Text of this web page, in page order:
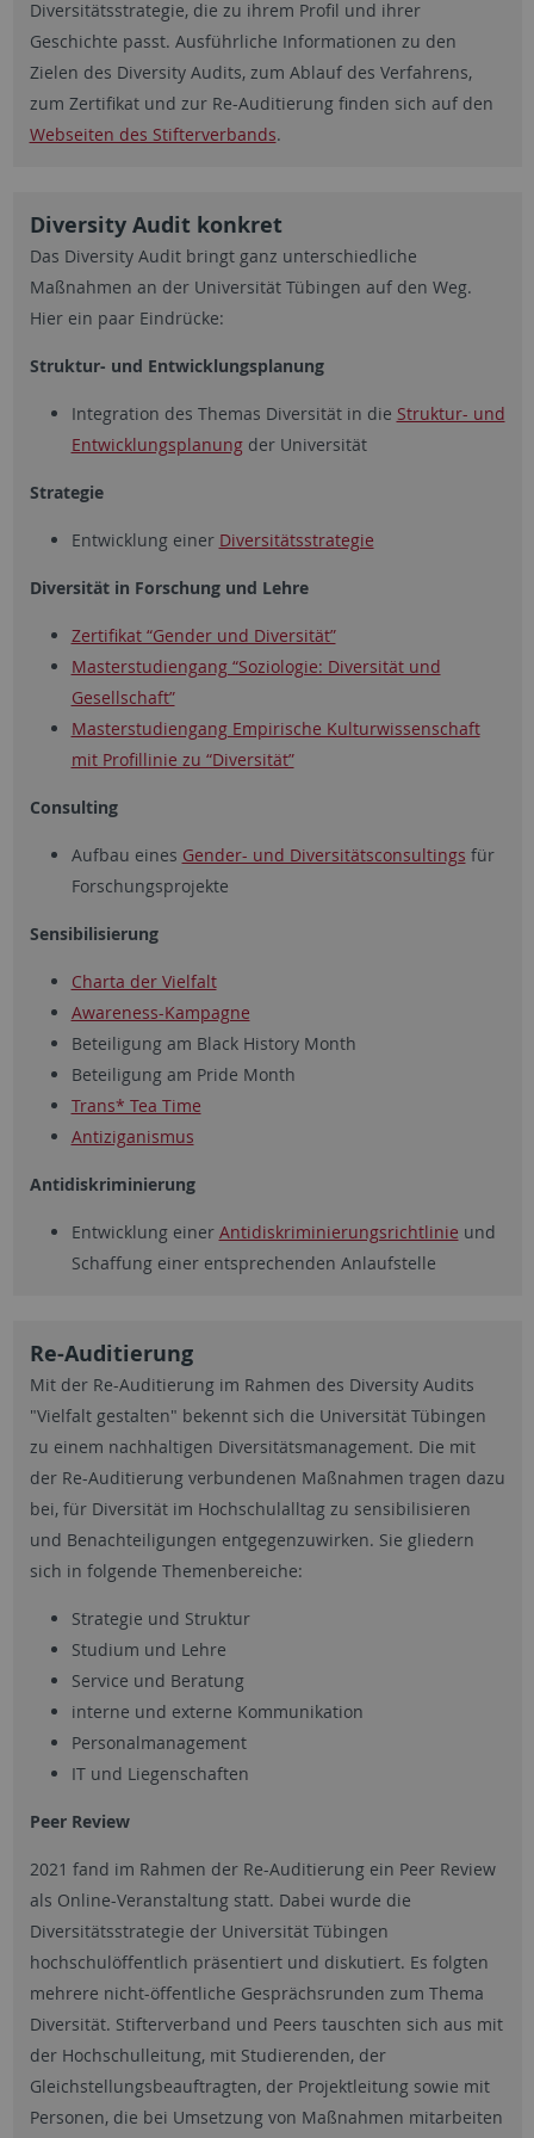
Diversitätsstrategie, die zu ihrem Profil und ihrer
Geschichte passt. Ausführliche Informationen zu den
Zielen des Diversity Audits, zum Ablauf des Verfahrens,
zum Zertifikat und zur Re-Auditierung finden sich auf den
Webseiten des Stifterverbands.
Diversity Audit konkret
Das Diversity Audit bringt ganz unterschiedliche
Maßnahmen an der Universität Tübingen auf den Weg.
Hier ein paar Eindrücke:
Struktur- und Entwicklungsplanung
Integration des Themas Diversität in die Struktur- und
Entwicklungsplanungder Universität
Strategie
Entwicklung einer Diversitätsstrategie
Diversität in Forschung und Lehre
Zertifikat “Gender und Diversität”
Masterstudiengang “Soziologie: Diversität und
Gesellschaft”
Masterstudiengang Empirische Kulturwissenschaft
mit Profillinie zu “Diversität”
Consulting
Aufbau eines Gender- und Diversitätsconsultings für
Forschungsprojekte
Sensibilisierung
Charta der Vielfalt
Awareness-Kampagne
Beteiligung am Black History Month
Beteiligung am Pride Month
Trans* Tea Time
Antiziganismus
Antidiskriminierung
Entwicklung einer Antidiskriminierungsrichtlinie und
Schaffung einer entsprechenden Anlaufstelle
Re-Auditierung
Mit der Re-Auditierung im Rahmen des Diversity Audits
"Vielfalt gestalten" bekennt sich die Universität Tübingen
zu einem nachhaltigen Diversitätsmanagement. Die mit
der Re-Auditierung verbundenen Maßnahmen tragen dazu
bei, für Diversität im Hochschulalltag zu sensibilisieren
und Benachteiligungen entgegenzuwirken. Sie gliedern
sich in folgende Themenbereiche:
Strategie und Struktur
Studium und Lehre
Service und Beratung
interne und externe Kommunikation
Personalmanagement
IT und Liegenschaften
Peer Review
2021 fand im Rahmen der Re-Auditierung ein Peer Review
als Online-Veranstaltung statt. Dabei wurde die
Diversitätsstrategie der Universität Tübingen
hochschulöffentlich präsentiert und diskutiert. Es folgten
mehrere nicht-öffentliche Gesprächsrunden zum Thema
Diversität. Stifterverband und Peers tauschten sich aus mit
der Hochschulleitung, mit Studierenden, der
Gleichstellungsbeauftragten, der Projektleitung sowie mit
Personen, die bei Umsetzung von Maßnahmen mitarbeiten